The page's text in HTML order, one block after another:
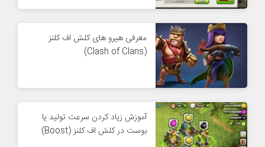
معرفی هیرو های کلش اف کلنز
(Clash of Clans)
آموزش زیاد کردن سرعت تولید یا
بوست در کلش اف کلنز (Boost)